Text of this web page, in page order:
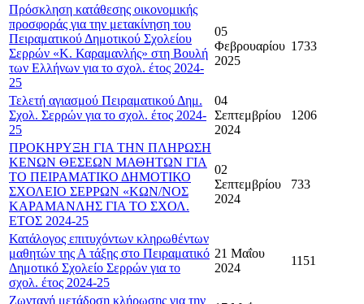
Πρόσκληση κατάθεσης οικονομικής
προσφοράς για την μετακίνηση του
Πειραματικού Δημοτικού Σχολείου
Σερρών «Κ. Καραμανλής» στη Βουλή
των Ελλήνων για το σχολ. έτος 2024-
25
05
Φεβρουαρίου
2025
1733
Τελετή αγιασμού Πειραματικού Δημ.
Σχολ. Σερρών για το σχολ. έτος 2024-
25
04
Σεπτεμβρίου
2024
1206
ΠΡΟΚΗΡΥΞΗ ΓΙΑ ΤΗΝ ΠΛΗΡΩΣΗ
ΚΕΝΩΝ ΘΕΣΕΩΝ ΜΑΘΗΤΩΝ ΓΙΑ
ΤΟ ΠΕΙΡΑΜΑΤΙΚΟ ΔΗΜΟΤΙΚΟ
ΣΧΟΛΕΙΟ ΣΕΡΡΩΝ «ΚΩΝ/ΝΟΣ
ΚΑΡΑΜΑΝΛΗΣ ΓΙΑ ΤΟ ΣΧΟΛ.
ΕΤΟΣ 2024-25
02
Σεπτεμβρίου
2024
733
Κατάλογος επιτυχόντων κληρωθέντων
μαθητών της Α τάξης στο Πειραματικό
Δημοτικό Σχολείο Σερρών για το
σχολ. έτος 2024-25
21 Μαΐου
2024
1151
Ζωντανή μετάδοση κλήρωσης για την